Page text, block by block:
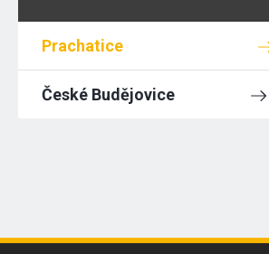
Prachatice
České Budějovice